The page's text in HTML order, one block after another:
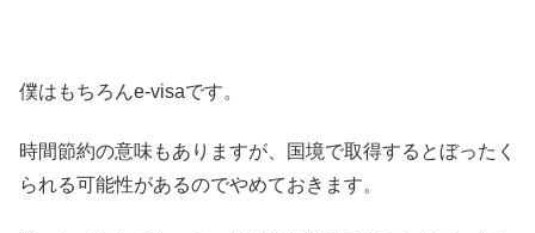
僕はもちろんe-visaです。
時間節約の意味もありますが、国境で取得するとぼったく
られる可能性があるのでやめておきます。